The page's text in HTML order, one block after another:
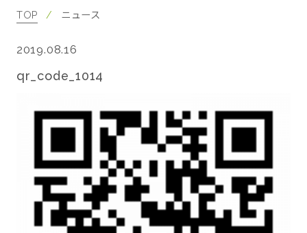
事業展開
RECRUIT
採用情報
NEWS
お知らせ
CONTACT
TOP ニュース
qr_code_1014
2019.08.16